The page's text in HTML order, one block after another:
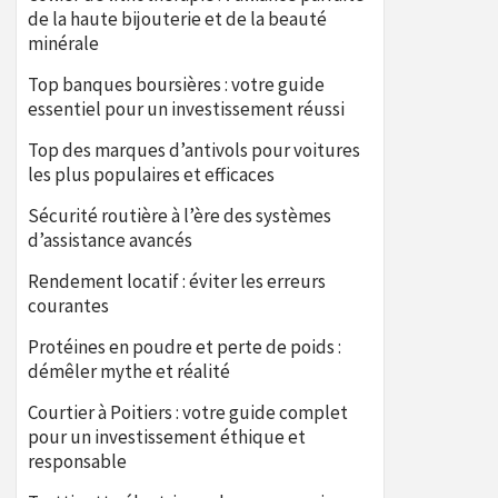
de la haute bijouterie et de la beauté
minérale
Top banques boursières : votre guide
essentiel pour un investissement réussi
Top des marques d’antivols pour voitures
les plus populaires et efficaces
Sécurité routière à l’ère des systèmes
d’assistance avancés
Rendement locatif : éviter les erreurs
courantes
Protéines en poudre et perte de poids :
démêler mythe et réalité
Courtier à Poitiers : votre guide complet
pour un investissement éthique et
responsable